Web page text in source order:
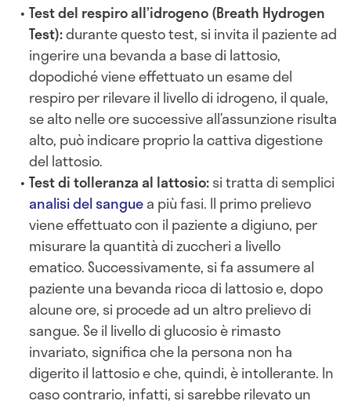
Test del respiro all’idrogeno (Breath Hydrogen
Test):durante questo test, si invita il paziente ad
ingerire una bevanda a base di lattosio,
dopodiché viene effettuato un esame del
respiro per rilevare il livello di idrogeno, il quale,
se alto nelle ore successive all’assunzione risulta
alto, può indicare proprio la cattiva digestione
del lattosio.
Test di tolleranza al lattosio:si tratta di semplici
analisi del sanguea più fasi. Il primo prelievo
viene effettuato con il paziente a digiuno, per
misurare la quantità di zuccheri a livello
ematico. Successivamente, si fa assumere al
paziente una bevanda ricca di lattosio e, dopo
alcune ore, si procede ad un altro prelievo di
sangue. Se il livello di glucosio è rimasto
invariato, significa che la persona non ha
digerito il lattosio e che, quindi, è intollerante. In
caso contrario, infatti, si sarebbe rilevato un